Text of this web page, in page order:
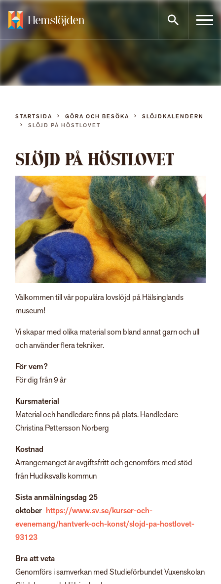
innehållet
STARTSIDA GÖRA OCH BESÖKA
SLÖJDKALENDERN
SLÖJD PÅ HÖSTLOVET
SLÖJD PÅ HÖSTLOVET
Välkommen till vår populära lovslöjd på Hälsinglands
museum!
Vi skapar med olika material som bland annat garn och ull
och använder flera tekniker.
För vem?
För dig från 9 år
Kursmaterial
Material och handledare finns på plats. Handledare
Christina Pettersson Norberg
Kostnad
Arrangemanget är avgiftsfritt och genomförs med stöd
från Hudiksvalls kommun
Sista anmälningsdag 25
oktober https://www.sv.se/kurser-och-
evenemang/hantverk-och-konst/slojd-pa-hostlovet-
93123
Bra att veta
Genomförs i samverkan med Studieförbundet Vuxenskolan